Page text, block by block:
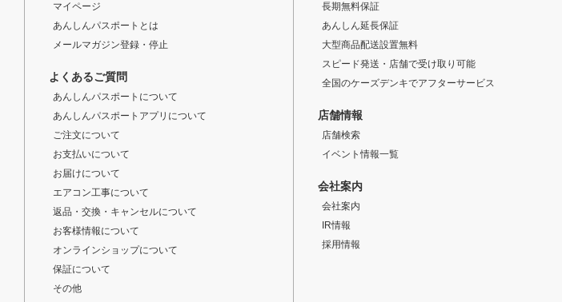
マイページ
あんしんパスポートとは
メールマガジン登録・停止
よくあるご質問
あんしんパスポートについて
あんしんパスポートアプリについて
ご注文について
お支払いについて
お届けについて
エアコン工事について
返品・交換・キャンセルについて
お客様情報について
オンラインショップについて
保証について
その他
長期無料保証
あんしん延長保証
大型商品配送設置無料
スピード発送・店舗で受け取り可能
全国のケーズデンキでアフターサービス
店舗情報
店舗検索
イベント情報一覧
会社案内
会社案内
IR情報
採用情報